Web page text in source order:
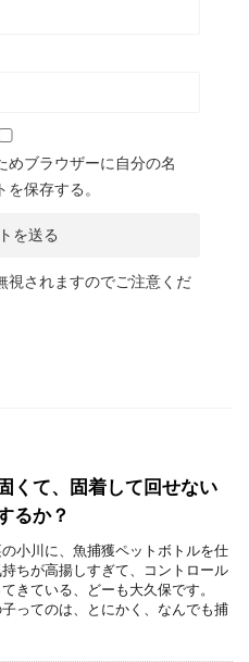
めブラウザーに自分の名
保存する。
視されますのでご注意くだ
くて、固着して回せない
るか？
小川に、魚捕獲ペットボトルを仕
ちが高揚しすぎて、コントロール
きている、どーも大久保です。
ってのは、とにかく、なんでも捕